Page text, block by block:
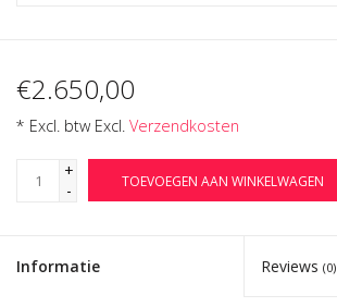
€2.650,00
* Excl. btw Excl. Verzendkosten
+
-
TOEVOEGEN AAN WINKELWAGEN
Informatie Reviews (0)